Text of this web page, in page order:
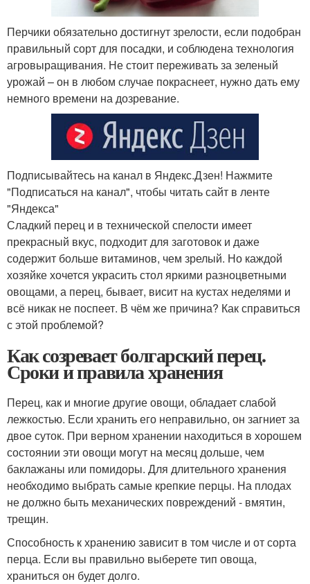
Перчики обязательно достигнут зрелости, если подобран
правильный сорт для посадки, и соблюдена технология
агровыращивания. Не стоит переживать за зеленый
урожай – он в любом случае покраснеет, нужно дать ему
немного времени на дозревание.
Подписывайтесь на канал в Яндекс.Дзен! Нажмите
"Подписаться на канал", чтобы читать сайт в ленте
"Яндекса"
Сладкий перец и в технической спелости имеет
прекрасный вкус, подходит для заготовок и даже
содержит больше витаминов, чем зрелый. Но каждой
хозяйке хочется украсить стол яркими разноцветными
овощами, а перец, бывает, висит на кустах неделями и
всё никак не поспеет. В чём же причина? Как справиться
с этой проблемой?
Как созревает болгарский перец.
Сроки и правила хранения
Перец, как и многие другие овощи, обладает слабой
лежкостью. Если хранить его неправильно, он загниет за
двое суток. При верном хранении находиться в хорошем
состоянии эти овощи могут на месяц дольше, чем
баклажаны или помидоры. Для длительного хранения
необходимо выбрать самые крепкие перцы. На плодах
не должно быть механических повреждений - вмятин,
трещин.
Способность к хранению зависит в том числе и от сорта
перца. Если вы правильно выберете тип овоща,
храниться он будет долго.